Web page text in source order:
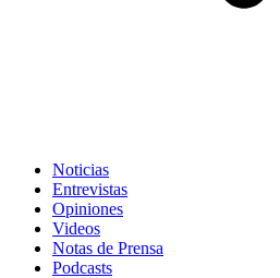
Noticias
Entrevistas
Opiniones
Videos
Notas de Prensa
Podcasts